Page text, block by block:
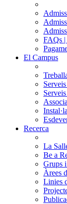
FAQs |
El Campus
Recerca
La
Be a
Grups
Àrees
Linies